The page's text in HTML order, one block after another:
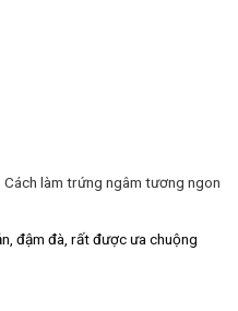
làm trứng ngâm tương ngon
đậm đà, rất được ưa chuộng